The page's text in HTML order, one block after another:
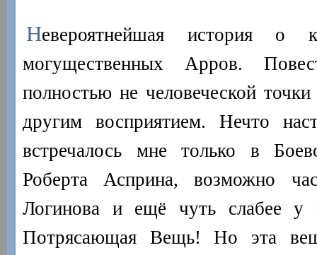
Невероятнейшая история о
могущественных Арров.
полностью не человеческой
другим восприятием. Нечто
встречалось мне только в
Роберта Асприна, возможно
Логинова и ещё чуть слабее у
Потрясающая Вещь! Но эта